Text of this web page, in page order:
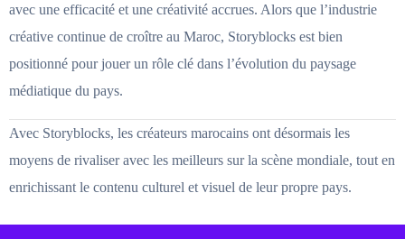
avec une efficacité et une créativité accrues. Alors que l’industrie
créative continue de croître au Maroc, Storyblocks est bien
positionné pour jouer un rôle clé dans l’évolution du paysage
médiatique du pays.
Avec Storyblocks, les créateurs marocains ont désormais les
moyens de rivaliser avec les meilleurs sur la scène mondiale, tout en
enrichissant le contenu culturel et visuel de leur propre pays.